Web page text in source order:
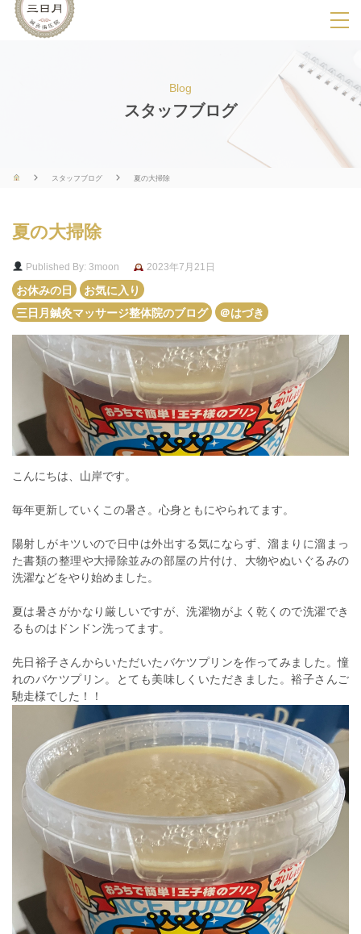
SPメニ
ー
展
用
ボ
Blog
スタッフブログ
スタッフブログ 夏の大掃除
夏の大掃除
Published By: 3moon
2023年7月21日
お休みの日
お気に入り
三日月鍼灸マッサージ整体院のブログ
＠はづき
こんにちは、山岸です。
毎年更新していくこの暑さ。心身ともにやられてます。
陽射しがキツいので日中は外出する気にならず、溜まりに溜まっ
た書類の整理や大掃除並みの部屋の片付け、大物やぬいぐるみの
洗濯などをやり始めました。
夏は暑さがかなり厳しいですが、洗濯物がよく乾くので洗濯でき
るものはドンドン洗ってます。
先日裕子さんからいただいたバケツプリンを作ってみました。憧
れのバケツプリン。とても美味しくいただきました。裕子さんご
馳走様でした！！